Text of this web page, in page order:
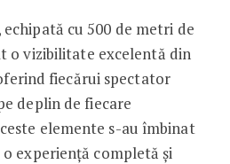
cu 500 de metri de
o vizibilitate excelentă din
fiecărui spectator
deplin de fiecare
elemente s-au îmbinat
experiență completă și